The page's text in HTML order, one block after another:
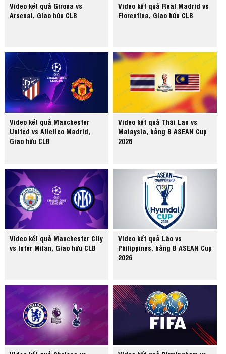
Video kết quả Girona vs
Arsenal, Giao hữu CLB
Video kết quả Real Madrid vs
Fiorentina, Giao hữu CLB
Video kết quả Manchester
United vs Atletico Madrid,
Giao hữu CLB
Video kết quả Thái Lan vs
Malaysia, bảng B ASEAN Cup
2026
Video kết quả Manchester City
vs Inter Milan, Giao hữu CLB
Video kết quả Lào vs
Philippines, bảng B ASEAN Cup
2026